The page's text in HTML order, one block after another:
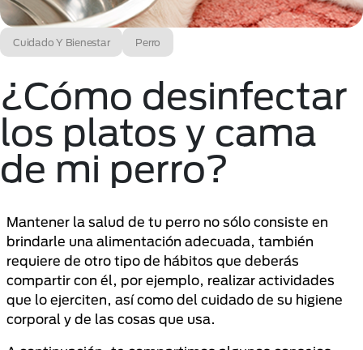
Cuidado Y Bienestar Perro
¿Cómo desinfectar
los platos y cama
de mi perro?
Mantener la salud de tu perro no sólo consiste en
brindarle una alimentación adecuada, también
requiere de otro tipo de hábitos que deberás
compartir con él, por ejemplo, realizar actividades
que lo ejerciten, así como del cuidado de su higiene
corporal y de las cosas que usa.